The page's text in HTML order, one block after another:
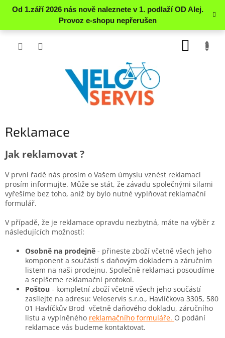
Přejít
Reklamace
Jak reklamovat ?
V první řadě nás prosím o Vašem úmyslu vznést reklamaci
prosím informujte. Může se stát, že závadu společnými silami
vyřešíme bez toho, aniž by bylo nutné vyplňovat reklamační
formulář.
V případě, že je reklamace opravdu nezbytná, máte na výběr z
následujících možností:
Osobně na prodejně - přineste zboží včetně všech jeho
komponent a součástí s daňovým dokladem a záručním
listem na naši prodejnu. Společně reklamaci posoudíme
a sepíšeme reklamační protokol.
Poštou - kompletní zboží včetně všech jeho součástí
zasílejte na adresu: Veloservis s.r.o., Havlíčkova 3305, 580
01 Havlíčkův Brod včetně daňového dokladu, záručního
listu a vyplněného reklamačního formuláře. O podání
reklamace vás budeme kontaktovat.